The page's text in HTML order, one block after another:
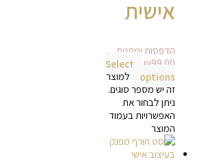
אישית
הדפסות ומתנות
₪99.00
Select
options
למוצר
זה יש מספר סוגים.
ניתן לבחור את
האפשרויות בעמוד
המוצר